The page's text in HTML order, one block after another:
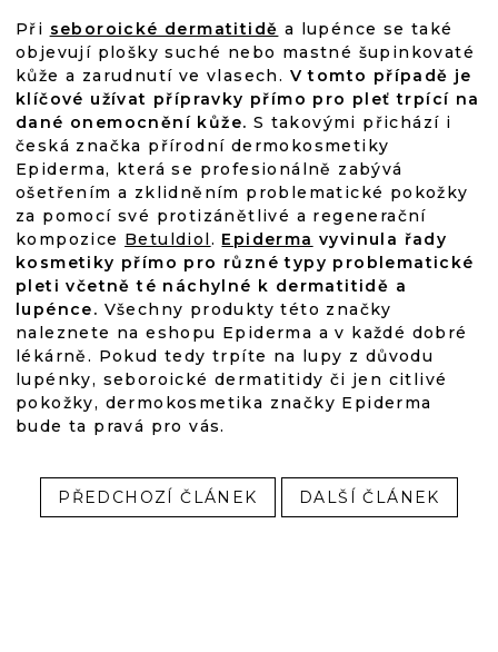
Při seboroické dermatitidě a lupénce se také
objevují plošky suché nebo mastné šupinkovaté
kůže a zarudnutí ve vlasech. V tomto případě je
klíčové užívat přípravky přímo pro pleť trpící na
dané onemocnění kůže. S takovými přichází i
česká značka přírodní dermokosmetiky
Epiderma, která se profesionálně zabývá
ošetřením a zklidněním problematické pokožky
za pomocí své protizánětlivé a regenerační
kompozice Betuldiol. Epiderma vyvinula řady
kosmetiky přímo pro různé typy problematické
pleti včetně té náchylné k dermatitidě a
lupénce. Všechny produkty této značky
naleznete na eshopu Epiderma a v každé dobré
lékárně. Pokud tedy trpíte na lupy z důvodu
lupénky, seboroické dermatitidy či jen citlivé
pokožky, dermokosmetika značky Epiderma
bude ta pravá pro vás.
PŘEDCHOZÍ ČLÁNEK DALŠÍ ČLÁNEK